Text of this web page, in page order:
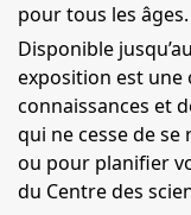
pour tous les âges.
Disponible
exposition est
connaissances et
qui ne cesse de
ou pour planifier
du Centre des